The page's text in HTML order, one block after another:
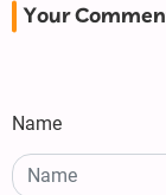
Your
Name